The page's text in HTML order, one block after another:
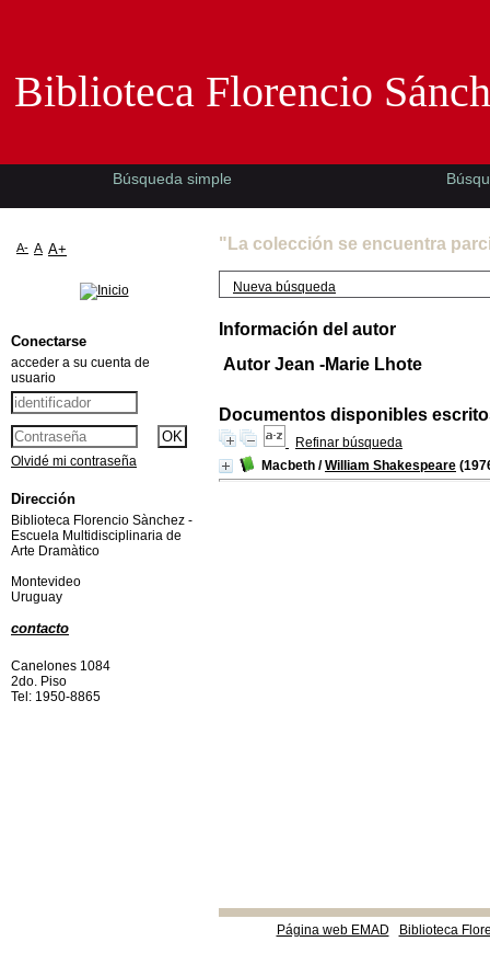
"La colección se encuentra
Nueva búsqueda
Información del autor
Autor Jean -Marie Lhote
Documentos disponibles
Refinar búsqueda
Macbeth /William Shakespeare
Página web EMAD Biblioteca
Biblioteca Florencio
Búsqueda simple
A- A A+
Conectarse
acceder a su cuenta de
usuario
Olvidé mi contraseña
Dirección
Biblioteca Florencio Sànchez -
Escuela Multidisciplinaria de
Arte Dramàtico
Montevideo
Uruguay
contacto
Canelones 1084
2do. Piso
Tel: 1950-8865